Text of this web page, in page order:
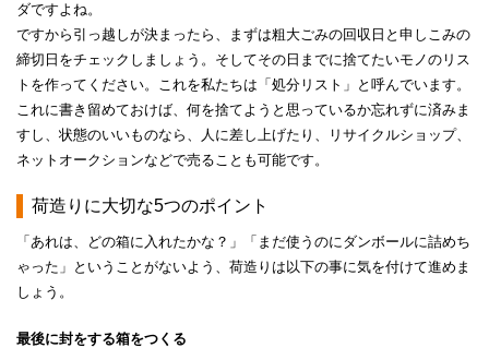
ダですよね。
ですから引っ越しが決まったら、まずは粗大ごみの回収日と申しこみの
締切日をチェックしましょう。そしてその日までに捨てたいモノのリス
トを作ってください。これを私たちは「処分リスト」と呼んでいます。
これに書き留めておけば、何を捨てようと思っているか忘れずに済みま
すし、状態のいいものなら、人に差し上げたり、リサイクルショップ、
ネットオークションなどで売ることも可能です。
荷造りに大切な5つのポイント
「あれは、どの箱に入れたかな？」「まだ使うのにダンボールに詰めち
ゃった」ということがないよう、荷造りは以下の事に気を付けて進めま
しょう。
最後に封をする箱をつくる